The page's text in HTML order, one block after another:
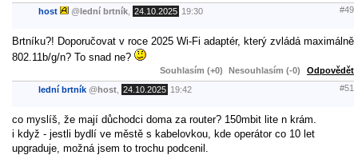
host @ lední brtník 24.10.2025 19:30 #49
Brtníku?! Doporučovat v roce 2025 Wi-Fi adaptér, který zvládá maximálně
802.11b/g/n? To snad ne?
Souhlasím (+0) Nesouhlasím (-0) Odpovědět
lední brtník @ host 24.10.2025 19:42 #51
co myslíš, že mají důchodci doma za router? 150mbit lite n krám.
i když - jestli bydlí ve městě s kabelovkou, kde operátor co 10 let
upgraduje, možná jsem to trochu podcenil.